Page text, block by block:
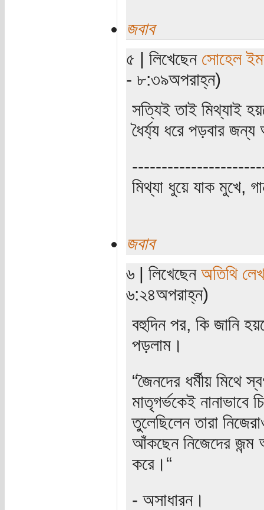
জবাব
৫ | লিখেছেন সোহেল
- ৮:৩৯অপরাহ্ন)
সত্যিই তাই মিথ্যাই
ধৈর্য্য ধরে পড়বার
মিথ্যা ধুয়ে যাক মুখে,
জবাব
৬ | লিখেছেন অতিথি
৬:২৪অপরাহ্ন)
বহুদিন পর, কি জানি
পড়লাম।
“জৈনদের ধর্মীয় মিথে
মাতৃগর্ভকেই নানাভাবে
তুলেছিলেন তারা
আঁকছেন নিজেদের জন্ম
করে।“
- অসাধারন।